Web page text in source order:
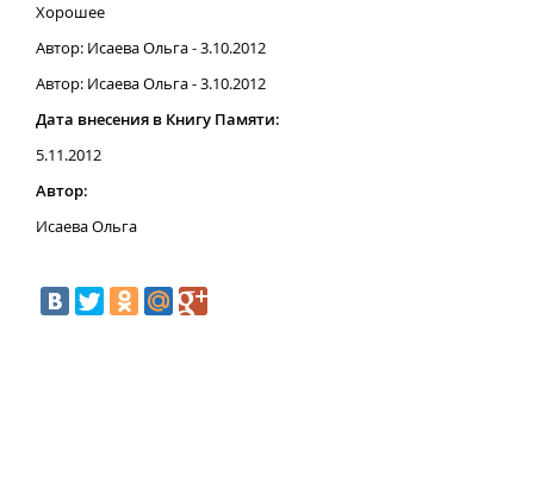
Хорошее
Автор: Исаева Ольга - 3.10.2012
Автор: Исаева Ольга - 3.10.2012
Дата внесения в Книгу Памяти:
5.11.2012
Автор:
Исаева Ольга